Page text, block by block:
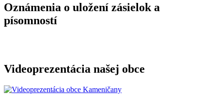
Oznámenia o uložení zásielok a
písomností
Videoprezentácia našej obce